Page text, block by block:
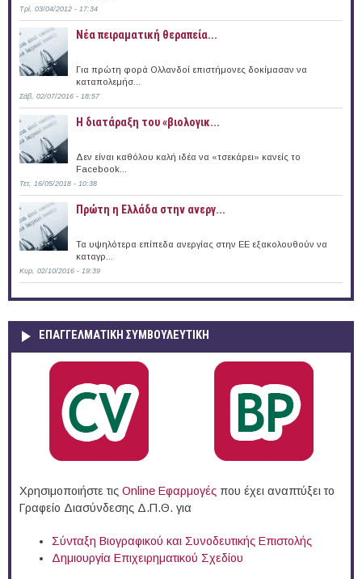
Τρί, 03/04/2012 - 17:34
Νέα πειραματική θεραπεία...
Για πρώτη φορά Ολλανδοί επιστήμονες δοκίμασαν να
καταπολεμήσ...
Σάβ, 02/07/2016 - 18:57
Η διατάραξη του «βιολογικ...
Δεν είναι καθόλου καλή ιδέα να «τσεκάρει» κανείς το
Facebook...
Τετ, 16/05/2018 - 10:38
Πρώτη η Ελλάδα στην ανεργ...
Τα υψηλότερα επίπεδα ανεργίας στην ΕΕ εξακολουθούν να
καταγρ...
Κυρ, 02/10/2016 - 19:39
ΕΠΑΓΓΕΛΜΑΤΙΚΉ ΣΥΜΒΟΥΛΕΥΤΙΚΉ
Χρησιμοποιήστε τις Online Eφαρμογές που έχει αναπτύξει το
Γραφείο Διασύνδεσης Δ.Π.Θ. για
Σύνταξη Βιογραφικού και Συνοδευτικής Επιστολής
Δημιουργία Επιχειρηματικού Σχεδίου